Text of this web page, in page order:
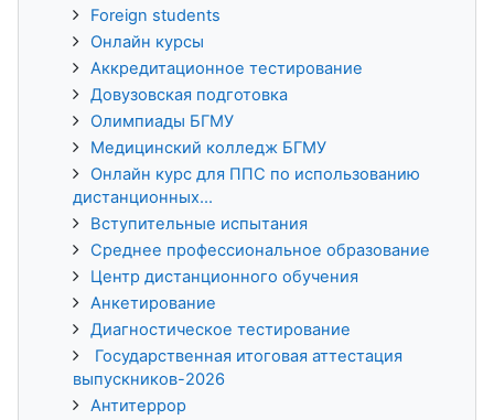
Foreign students
Онлайн курсы
Аккредитационное тестирование
Довузовская подготовка
Олимпиады БГМУ
Медицинский колледж БГМУ
Онлайн курс для ППС по использованию
дистанционных...
Вступительные испытания
Среднее профессиональное образование
Центр дистанционного обучения
Анкетирование
Диагностическое тестирование
Государственная итоговая аттестация
выпускников-2026
Антитеррор